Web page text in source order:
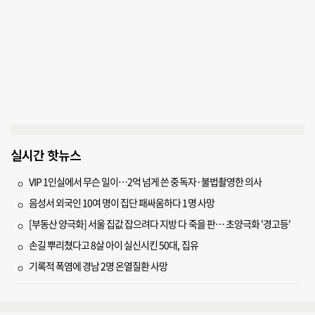
실시간 핫뉴스
VIP 1인실에서 무슨 일이…2억 넘게 쓴 중독자·불법촬영한 의사
음성서 외국인 10여 명이 집단 패싸움하다 1명 사망
[부동산 양극화] 서울 집값 잡으려다 지방 다 죽을 판… 초양극화 '경고등'
손길 뿌리쳤다고 8살 아이 실신시킨 50대, 집유
기록적 폭염에 경남 2명 온열질환 사망